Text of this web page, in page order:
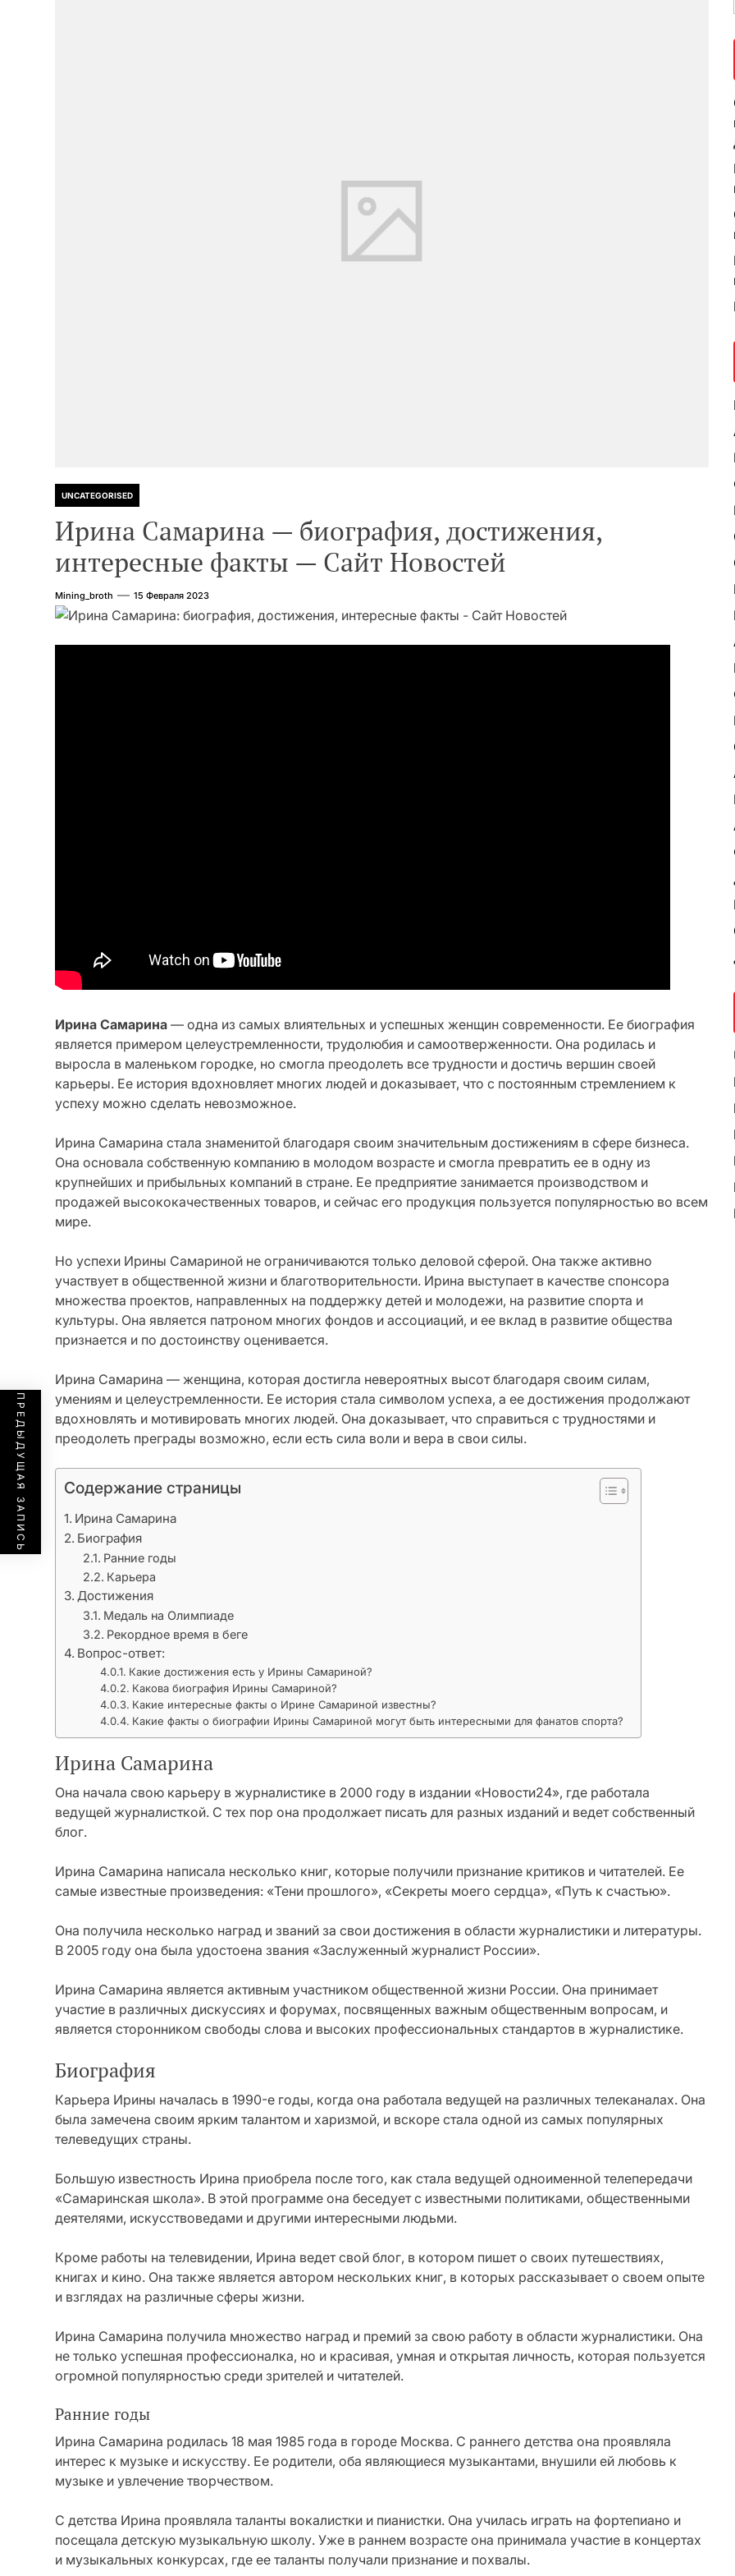
UNCATEGORISED
Ирина Самарина — биография, достижения,
интересные факты — Сайт Новостей
Mining_broth 15 Февраля 2023
Ирина Самарина — одна из самых влиятельных и успешных женщин современности. Ее биография
является примером целеустремленности, трудолюбия и самоотверженности. Она родилась и
выросла в маленьком городке, но смогла преодолеть все трудности и достичь вершин своей
карьеры. Ее история вдохновляет многих людей и доказывает, что с постоянным стремлением к
успеху можно сделать невозможное.
Ирина Самарина стала знаменитой благодаря своим значительным достижениям в сфере бизнеса.
Она основала собственную компанию в молодом возрасте и смогла превратить ее в одну из
крупнейших и прибыльных компаний в стране. Ее предприятие занимается производством и
продажей высококачественных товаров, и сейчас его продукция пользуется популярностью во всем
мире.
Но успехи Ирины Самариной не ограничиваются только деловой сферой. Она также активно
участвует в общественной жизни и благотворительности. Ирина выступает в качестве спонсора
множества проектов, направленных на поддержку детей и молодежи, на развитие спорта и
культуры. Она является патроном многих фондов и ассоциаций, и ее вклад в развитие общества
признается и по достоинству оценивается.
Ирина Самарина — женщина, которая достигла невероятных высот благодаря своим силам,
умениям и целеустремленности. Ее история стала символом успеха, а ее достижения продолжают
вдохновлять и мотивировать многих людей. Она доказывает, что справиться с трудностями и
преодолеть преграды возможно, если есть сила воли и вера в свои силы.
Содержание страницы
Ирина Самарина
Биография
Ранние годы
Карьера
Достижения
Медаль на Олимпиаде
Рекордное время в беге
Вопрос-ответ:
Какие достижения есть у Ирины Самариной?
Какова биография Ирины Самариной?
Какие интересные факты о Ирине Самариной известны?
Какие факты о биографии Ирины Самариной могут быть интересными для фанатов спорта?
Ирина Самарина
Она начала свою карьеру в журналистике в 2000 году в издании «Новости24», где работала
ведущей журналисткой. С тех пор она продолжает писать для разных изданий и ведет собственный
блог.
Ирина Самарина написала несколько книг, которые получили признание критиков и читателей. Ее
самые известные произведения: «Тени прошлого», «Секреты моего сердца», «Путь к счастью».
Она получила несколько наград и званий за свои достижения в области журналистики и литературы.
В 2005 году она была удостоена звания «Заслуженный журналист России».
Ирина Самарина является активным участником общественной жизни России. Она принимает
участие в различных дискуссиях и форумах, посвященных важным общественным вопросам, и
является сторонником свободы слова и высоких профессиональных стандартов в журналистике.
Биография
Карьера Ирины началась в 1990-е годы, когда она работала ведущей на различных телеканалах. Она
была замечена своим ярким талантом и харизмой, и вскоре стала одной из самых популярных
телеведущих страны.
Большую известность Ирина приобрела после того, как стала ведущей одноименной телепередачи
«Самаринская школа». В этой программе она беседует с известными политиками, общественными
деятелями, искусствоведами и другими интересными людьми.
Кроме работы на телевидении, Ирина ведет свой блог, в котором пишет о своих путешествиях,
книгах и кино. Она также является автором нескольких книг, в которых рассказывает о своем опыте
и взглядах на различные сферы жизни.
Ирина Самарина получила множество наград и премий за свою работу в области журналистики. Она
не только успешная профессионалка, но и красивая, умная и открытая личность, которая пользуется
огромной популярностью среди зрителей и читателей.
Ранние годы
Ирина Самарина родилась 18 мая 1985 года в городе Москва. С раннего детства она проявляла
интерес к музыке и искусству. Ее родители, оба являющиеся музыкантами, внушили ей любовь к
музыке и увлечение творчеством.
С детства Ирина проявляла таланты вокалистки и пианистки. Она училась играть на фортепиано и
посещала детскую музыкальную школу. Уже в раннем возрасте она принимала участие в концертах
и музыкальных конкурсах, где ее таланты получали признание и похвалы.
ПРЕДЫДУЩАЯ ЗАПИСЬ